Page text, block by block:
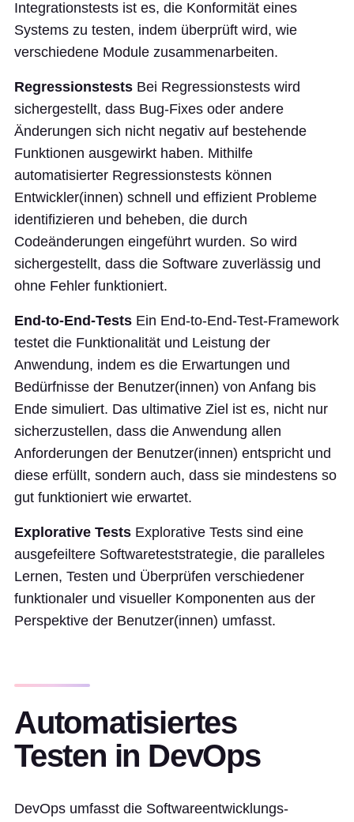
Integrationstests ist es, die Konformität eines
Systems zu testen, indem überprüft wird, wie
verschiedene Module zusammenarbeiten.
Regressionstests Bei Regressionstests wird
sichergestellt, dass Bug-Fixes oder andere
Änderungen sich nicht negativ auf bestehende
Funktionen ausgewirkt haben. Mithilfe
automatisierter Regressionstests können
Entwickler(innen) schnell und effizient Probleme
identifizieren und beheben, die durch
Codeänderungen eingeführt wurden. So wird
sichergestellt, dass die Software zuverlässig und
ohne Fehler funktioniert.
End-to-End-Tests Ein End-to-End-Test-Framework
testet die Funktionalität und Leistung der
Anwendung, indem es die Erwartungen und
Bedürfnisse der Benutzer(innen) von Anfang bis
Ende simuliert. Das ultimative Ziel ist es, nicht nur
sicherzustellen, dass die Anwendung allen
Anforderungen der Benutzer(innen) entspricht und
diese erfüllt, sondern auch, dass sie mindestens so
gut funktioniert wie erwartet.
Explorative Tests Explorative Tests sind eine
ausgefeiltere Softwareteststrategie, die paralleles
Lernen, Testen und Überprüfen verschiedener
funktionaler und visueller Komponenten aus der
Perspektive der Benutzer(innen) umfasst.
Automatisiertes
Testen in DevOps
DevOps umfasst die Softwareentwicklungs-